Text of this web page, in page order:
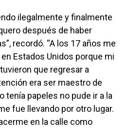
ilegalmente y finalmente
después de haber
recordó. “A los 17 años me
Estados Unidos porque mi
que regresar a
era ser maestro de
tenía papeles no pude ir a la
fue llevando por otro lugar.
en la calle como